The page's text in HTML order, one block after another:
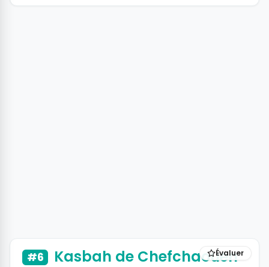
Évaluer
#6 Kasbah de Chefchaouen